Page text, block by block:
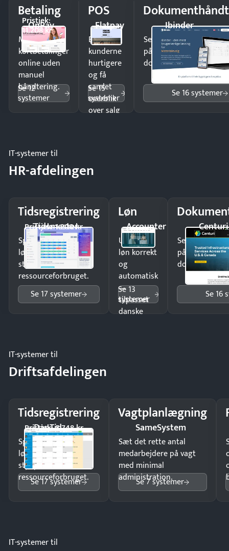
Betaling
OnPay
Pristjek:
11.208 kr
Modtag
kortbetalinger
online uden
manuel
håndtering.
Se 12
systemer
POS
Flatpay
Ekspedér
kunderne
hurtigere
og få
samlet
overblik
over salg
Se 15
systemer
Ibinder
Send kontrakter til
på minutter og mist
dokumenter.
Se 16 systemer
IT-systemer til
HR-afdelingen
Tidsregistrering
Tidsmester
Pristjek: 1.200 kr
Spar tid på
lønberegning og få
styr på
ressourceforbruget.
Se 17 systemer
Løn
Accounter
Udbetal
løn korrekt
og
automatisk
—
tilpasset
danske
Se 13
systemer
Centuri
Send
på minutter
dokumenter.
Se 16
IT-systemer til
Driftsafdelingen
Tidsregistrering
DanTid
Pristjek: 5.748 kr
Spar tid på
lønberegning og få
styr på
ressourceforbruget.
Se 17 systemer
Vagtplanlægning
SameSystem
Sæt det rette antal
medarbejdere på vagt
med minimal
administration.
Se 7 systemer
IT-systemer til